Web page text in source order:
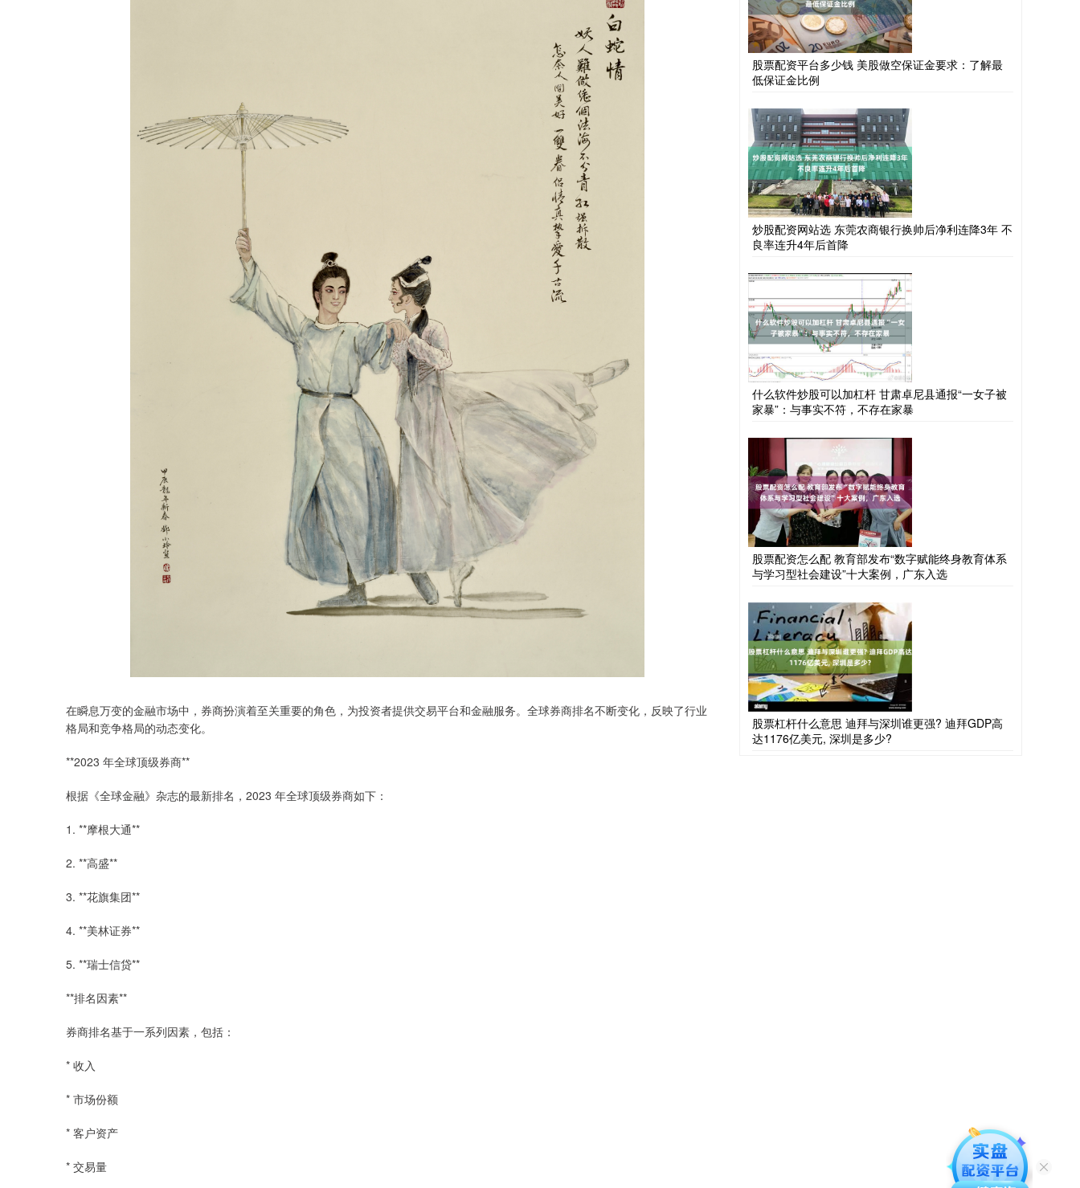
在瞬息万变的金融市场中，券商扮演着至关重要的角色，为投资者提供交易平台和金融服务。全球券商排名不断变化，反映了行业
格局和竞争格局的动态变化。
**2023 年全球顶级券商**
根据《全球金融》杂志的最新排名，2023 年全球顶级券商如下：
1. **摩根大通**
2. **高盛**
3. **花旗集团**
4. **美林证券**
5. **瑞士信贷**
**排名因素**
券商排名基于一系列因素，包括：
* 收入
* 市场份额
* 客户资产
* 交易量
股票配资平台多少钱 美股做空保证金要求：了解最
低保证金比例
炒股配资网站选 东莞农商银行换帅后净利连降3年 不
良率连升4年后首降
什么软件炒股可以加杠杆 甘肃卓尼县通报“一女子被
家暴”：与事实不符，不存在家暴
股票配资怎么配 教育部发布“数字赋能终身教育体系
与学习型社会建设”十大案例，广东入选
股票杠杆什么意思 迪拜与深圳谁更强? 迪拜GDP高
达1176亿美元, 深圳是多少?